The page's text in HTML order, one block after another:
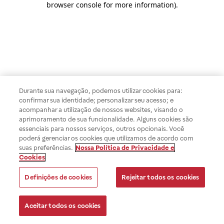
browser console for more information).
Durante sua navegação, podemos utilizar cookies para:
confirmar sua identidade; personalizar seu acesso; e
acompanhar a utilização de nossos websites, visando o
aprimoramento de sua funcionalidade. Alguns cookies são
essenciais para nossos serviços, outros opcionais. Você
poderá gerenciar os cookies que utilizamos de acordo com
suas preferências. Nossa Política de Privacidade e
Cookies
Definições de cookies Rejeitar todos os cookies
Aceitar todos os cookies